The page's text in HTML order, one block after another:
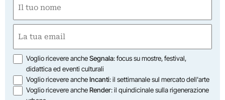
(Obbligatorio)
Nome
(Obbligatorio)
Opzioni
Voglio ricevere ancheSegnala: focus su mostre, festival,
didattica ed eventi culturali
Voglio ricevere ancheIncanti: il settimanale sul mercato dell'arte
Voglio ricevere ancheRender: il quindicinale sulla rigenerazione